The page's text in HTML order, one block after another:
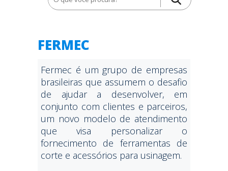
FERMEC
Fermec é um grupo de empresas
brasileiras que assumem o desafio
de ajudar a desenvolver, em
conjunto com clientes e parceiros,
um novo modelo de atendimento
que visa personalizar o
fornecimento de ferramentas de
corte e acessórios para usinagem.